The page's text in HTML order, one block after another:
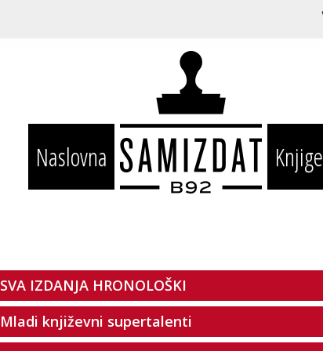
Naslovna Knjige
SVA IZDANJA HRONOLOŠKI
Mladi književni supertalenti